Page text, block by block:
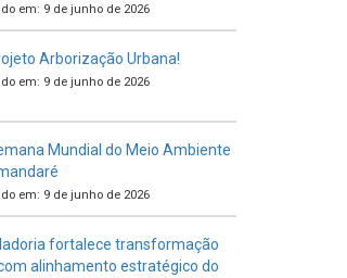
em: 9 de junho de 2026
Arborização Urbana!
em: 9 de junho de 2026
Mundial do Meio Ambiente
em: 9 de junho de 2026
fortalece transformação
alinhamento estratégico do